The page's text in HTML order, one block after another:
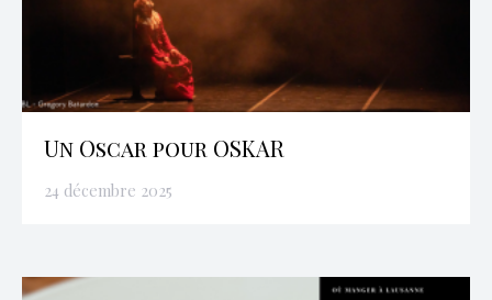
Un Oscar pour OSKAR
24 décembre 2025